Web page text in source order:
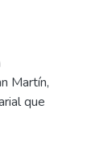
Martín,
que